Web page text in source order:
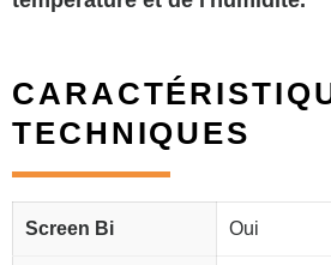
TECHNIQUES
Screen Bi Oui